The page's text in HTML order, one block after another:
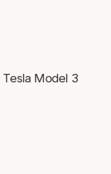
Tesla Model 3